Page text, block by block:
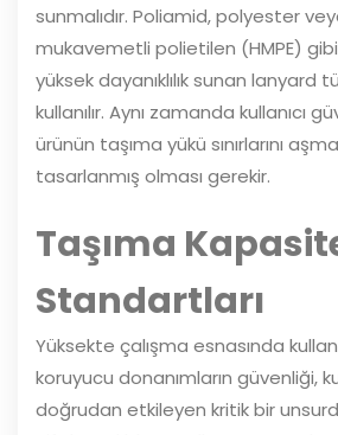
sunmalıdır. Poliamid, polyester
mukavemetli polietilen (HMPE)
yüksek dayanıklılık sunan lanyard
kullanılır. Aynı zamanda kullanıcı
ürünün taşıma yükü sınırlarını
tasarlanmış olması gerekir.
Taşıma
Standartları
Yüksekte çalışma esnasında
koruyucu donanımların güvenliği,
doğrudan etkileyen kritik bir